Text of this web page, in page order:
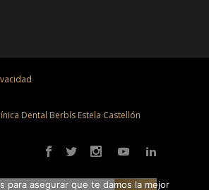
Dental Berbís Estela Castellón
para asegurar que te damos la mejor